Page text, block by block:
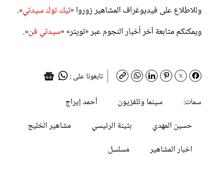
وللاطلاع على فيديوغراف المشاهير زوروا «تيك توك سيدتي».
ويمكنكم متابعة آخر أخبار النجوم عبر «تويتر» «سيدتي فن».
تابعونا على :
سمات:
سينما وتلفزيون
أحمد إيراج
حسين المهدي
بثينة الرئيسي
مشاهير الخليج
اخبار المشاهير
مسلسل